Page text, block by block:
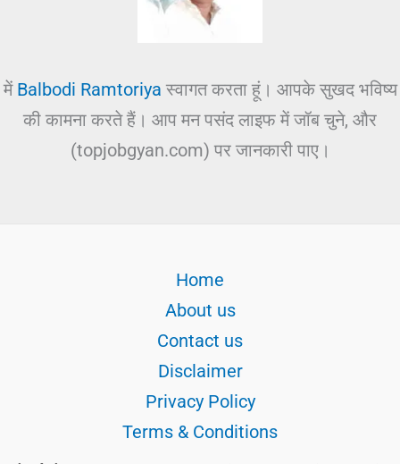
में Balbodi Ramtoriya स्वागत करता हूं। आपके सुखद भविष्य
की कामना करते हैं। आप मन पसंद लाइफ में जॉब चुने, और
(topjobgyan.com) पर जानकारी पाए।
Home
About us
Contact us
Disclaimer
Privacy Policy
Terms & Conditions